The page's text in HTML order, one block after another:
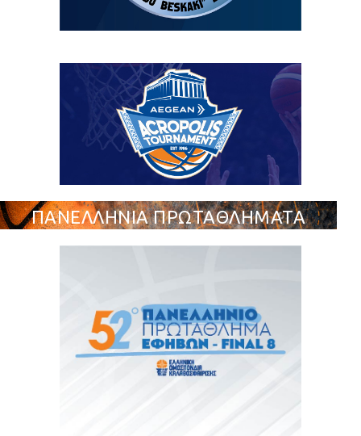
ΠΑΝΕΛΛΗΝΙΑ ΠΡΩΤΑΘΛΗΜΑΤΑ